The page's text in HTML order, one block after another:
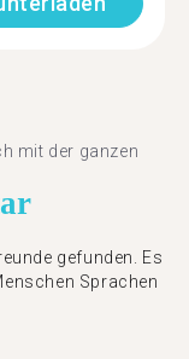
mit der ganzen
gefunden. Es
Sprachen